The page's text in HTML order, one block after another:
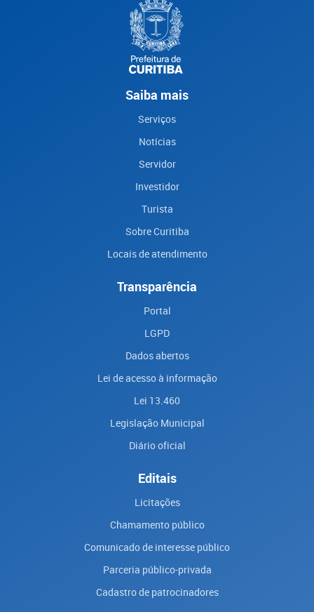
Saiba mais
Serviços
Notícias
Servidor
Investidor
Turista
Sobre Curitiba
Locais de atendimento
Transparência
Portal
LGPD
Dados abertos
Lei de acesso à informação
Lei 13.460
Legislação Municipal
Diário oficial
Editais
Licitações
Chamamento público
Comunicado de interesse público
Parceria público-privada
Cadastro de patrocinadores